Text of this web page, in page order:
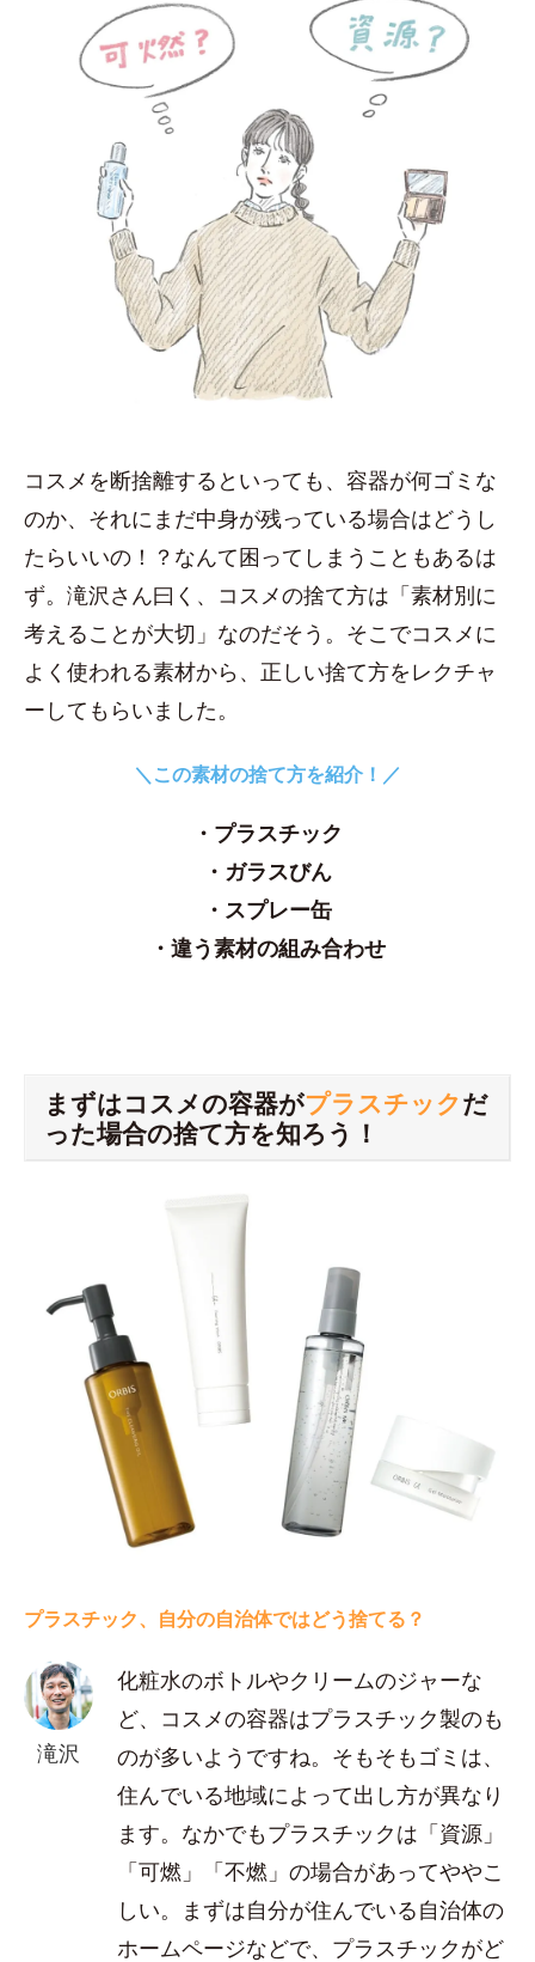
コスメを断捨離するといっても、容器が何ゴミな
のか、それにまだ中身が残っている場合はどうし
たらいいの！？なんて困ってしまうこともあるは
ず。滝沢さん曰く、コスメの捨て方は「素材別に
考えることが大切」なのだそう。そこでコスメに
よく使われる素材から、正しい捨て方をレクチャ
ーしてもらいました。
＼この素材の捨て方を紹介！／
・プラスチック
・ガラスびん
・スプレー缶
・違う素材の組み合わせ
まずはコスメの容器がプラスチックだ
った場合の捨て方を知ろう！
プラスチック、自分の自治体ではどう捨てる？
滝沢
化粧水のボトルやクリームのジャーな
ど、コスメの容器はプラスチック製のも
のが多いようですね。そもそもゴミは、
住んでいる地域によって出し方が異なり
ます。なかでもプラスチックは「資源」
「可燃」「不燃」の場合があってややこ
しい。まずは自分が住んでいる自治体の
ホームページなどで、プラスチックがど